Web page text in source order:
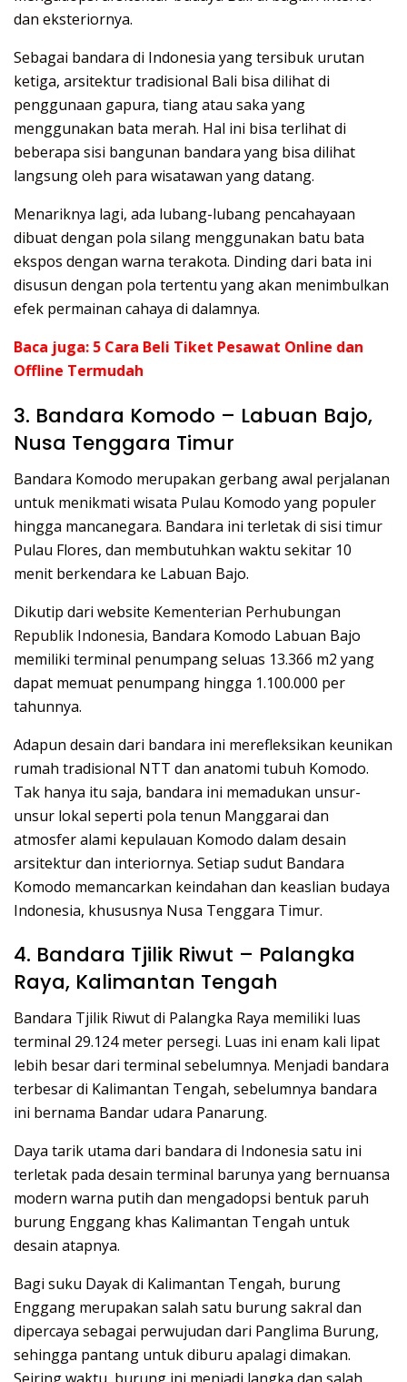
dan eksteriornya.
Sebagai bandara di Indonesia yang tersibuk urutan
ketiga, arsitektur tradisional Bali bisa dilihat di
penggunaan gapura, tiang atau saka yang
menggunakan bata merah. Hal ini bisa terlihat di
beberapa sisi bangunan bandara yang bisa dilihat
langsung oleh para wisatawan yang datang.
Menariknya lagi, ada lubang-lubang pencahayaan
dibuat dengan pola silang menggunakan batu bata
ekspos dengan warna terakota. Dinding dari bata ini
disusun dengan pola tertentu yang akan menimbulkan
efek permainan cahaya di dalamnya.
Baca juga: 5 Cara Beli Tiket Pesawat Online dan
Offline Termudah
3. Bandara Komodo – Labuan Bajo,
Nusa Tenggara Timur
Bandara Komodo merupakan gerbang awal perjalanan
untuk menikmati wisata Pulau Komodo yang populer
hingga mancanegara. Bandara ini terletak di sisi timur
Pulau Flores, dan membutuhkan waktu sekitar 10
menit berkendara ke Labuan Bajo.
Dikutip dari website Kementerian Perhubungan
Republik Indonesia, Bandara Komodo Labuan Bajo
memiliki terminal penumpang seluas 13.366 m2 yang
dapat memuat penumpang hingga 1.100.000 per
tahunnya.
Adapun desain dari bandara ini merefleksikan keunikan
rumah tradisional NTT dan anatomi tubuh Komodo.
Tak hanya itu saja, bandara ini memadukan unsur-
unsur lokal seperti pola tenun Manggarai dan
atmosfer alami kepulauan Komodo dalam desain
arsitektur dan interiornya. Setiap sudut Bandara
Komodo memancarkan keindahan dan keaslian budaya
Indonesia, khususnya Nusa Tenggara Timur.
4. Bandara Tjilik Riwut – Palangka
Raya, Kalimantan Tengah
Bandara Tjilik Riwut di Palangka Raya memiliki luas
terminal 29.124 meter persegi. Luas ini enam kali lipat
lebih besar dari terminal sebelumnya. Menjadi bandara
terbesar di Kalimantan Tengah, sebelumnya bandara
ini bernama Bandar udara Panarung.
Daya tarik utama dari bandara di Indonesia satu ini
terletak pada desain terminal barunya yang bernuansa
modern warna putih dan mengadopsi bentuk paruh
burung Enggang khas Kalimantan Tengah untuk
desain atapnya.
Bagi suku Dayak di Kalimantan Tengah, burung
Enggang merupakan salah satu burung sakral dan
dipercaya sebagai perwujudan dari Panglima Burung,
sehingga pantang untuk diburu apalagi dimakan.